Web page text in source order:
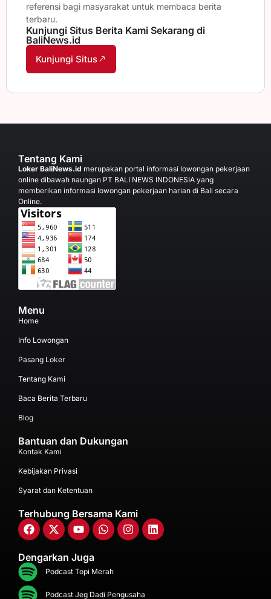
referensi bagi masyarakat untuk membaca berita
terbaru.
Kunjungi Situs Berita Kami Sekarang di
BaliNews.id
Kunjungi Situs
Tentang Kami
Loker BaliNews.id merupakan portal informasi lowongan pekerjaan
online dibawah naungan PT BALI NEWS INDONESIA yang
memberikan informasi lowongan pekerjaan harian di Bali secara
Online.
Menu
Home
Info Lowongan
Pasang Loker
Tentang Kami
Baca Berita Terbaru
Blog
Bantuan dan Dukungan
Kontak Kami
Kebijakan Privasi
Syarat dan Ketentuan
Terhubung Bersama Kami
Dengarkan Juga
Podcast Topi Merah
Podcast Jeg Dadi Pengusaha